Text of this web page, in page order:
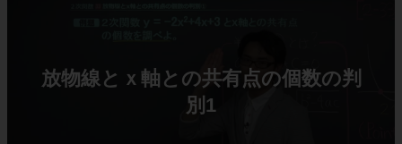
放物線とｘ軸との共有点の個数の判
別1